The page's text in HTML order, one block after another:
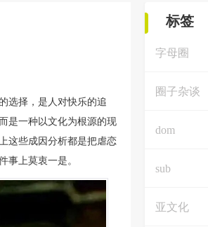
选择，是人对快乐的追
是一种以文化为根源的现
这些成因分析都是把虐恋
事上莫衷一是。
标签
字母圈
圈子杂谈
dom
sub
亚文化